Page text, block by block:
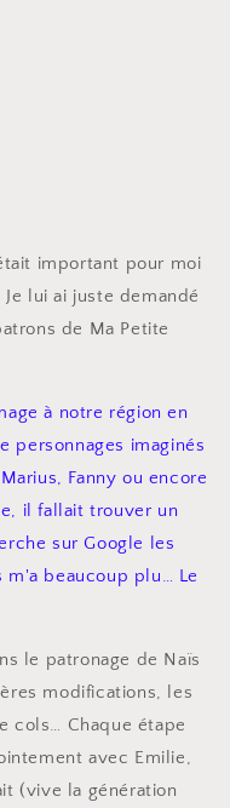
important pour moi
lui ai juste demandé
de Ma Petite
à notre région en
personnages imaginés
Fanny ou encore
il fallait trouver un
sur Google les
m'a beaucoup plu… Le
le patronage de Naïs
modifications, les
cols… Chaque étape
avec Emilie,
(vive la génération